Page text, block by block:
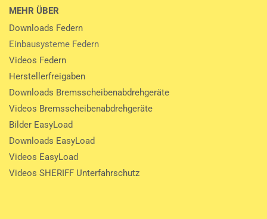
MEHR ÜBER
Downloads Federn
Einbausysteme Federn
Videos Federn
Herstellerfreigaben
Downloads Bremsscheibenabdrehgeräte
Videos Bremsscheibenabdrehgeräte
Bilder EasyLoad
Downloads EasyLoad
Videos EasyLoad
Videos SHERIFF Unterfahrschutz